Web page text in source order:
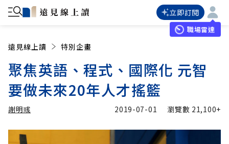
立即訂閱
職場雷達
遠見線上讀 特別企畫
聚焦英語、程式、國際化 元智
要做未來20年人才搖籃
謝明彧 2019-07-01 瀏覽數 21,100+